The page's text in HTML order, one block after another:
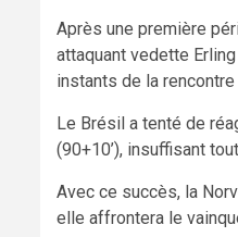
Après une première
attaquant vedette
instants de la rencontre
Le Brésil a tenté de
(90+10’), insuffisant
Avec ce succès, la
elle affrontera le